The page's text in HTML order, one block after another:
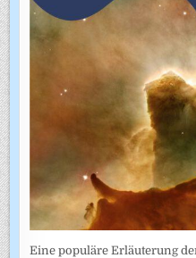
Eine populäre Erläuterung